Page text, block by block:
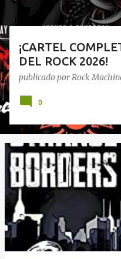
s
¡CARTEL
DEL ROCK 2026!
publicado porRock
0